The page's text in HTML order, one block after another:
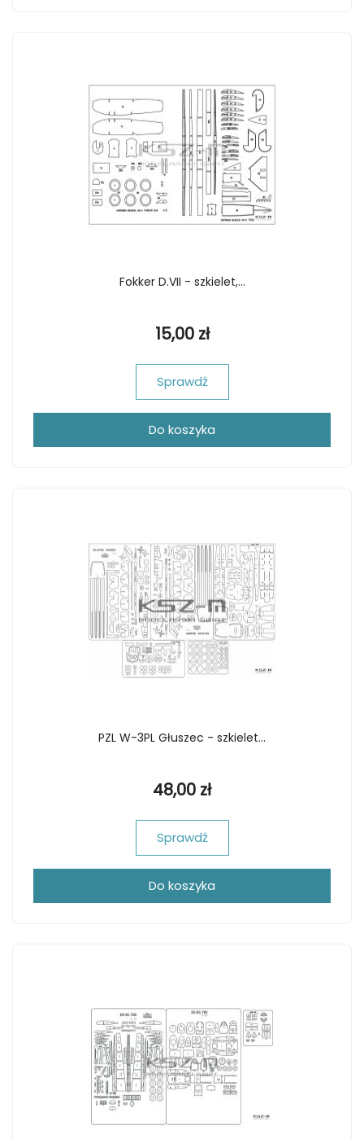
Fokker D.VII - szkielet,...
15,00 zł
Sprawdź
Do koszyka
PZL W-3PL Głuszec - szkielet...
48,00 zł
Sprawdź
Do koszyka